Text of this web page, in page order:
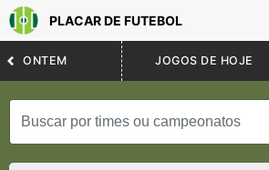
PLACAR DE FUTEBOL
ONTEM JOGOS DE HOJE